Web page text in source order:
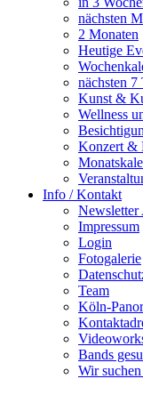
nächsten
2 Monaten
Heutige
nächsten 7
Kunst &
Wellness
Konzert &
Info / Kontakt
Newsletter
Impressum
Login
Fotogalerie
Team
Köln-
Bands
Wir